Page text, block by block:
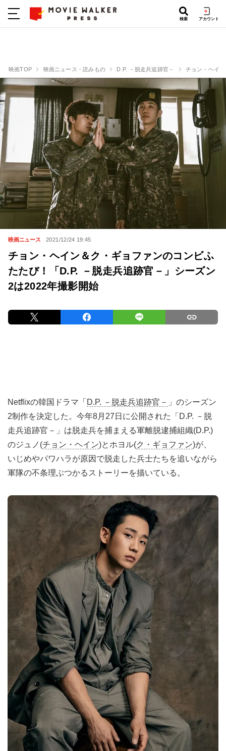
検索 アカウント
映画TOP 映画ニュース・読みもの D.P. －脱走兵追跡官－ チョン・ヘイ
映画ニュース 2021/12/24 19:45
チョン・ヘイン＆ク・ギョファンのコンビふ
たたび！「D.P. －脱走兵追跡官－」シーズン
2は2022年撮影開始
Netflixの韓国ドラマ「 D.P. －脱走兵追跡官－ 」のシーズン
2制作を決定した。今年8月27日に公開された「D.P. －脱
走兵追跡官－」は脱走兵を捕まえる軍離脱逮捕組織(D.P.)
のジュノ(チョン・ヘイン)とホヨル(ク・ギョファン)が、
いじめやパワハラが原因で脱走した兵士たちを追いながら
軍隊の不条理ぶつかるストーリーを描いている。